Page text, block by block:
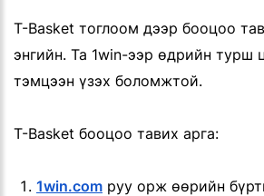
T-Basket тоглоом дээр бооцоо
энгийн. Та 1win-ээр өдрийн турш
тэмцээн үзэх боломжтой.
T-Basket бооцоо тавих арга:
1win.com руу орж өөрийн